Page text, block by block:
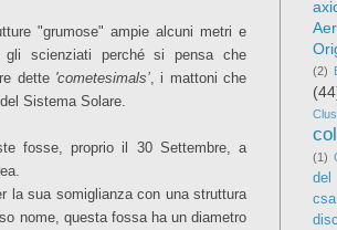
"grumose" ampie alcuni metri e
gli scienziati perché si pensa che
dette 'cometesimals’, i mattoni che
Sistema Solare.
fosse, proprio il 30 Settembre, a
la sua somiglianza con una struttura
nome, questa fossa ha un diametro
(2)
(1)
del
csa